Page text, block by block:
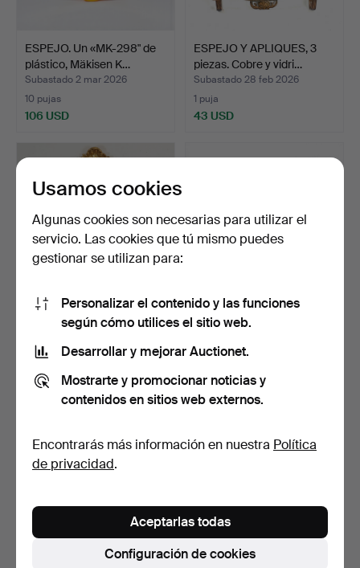
ESPEJO. Un «MK-298" de
plástico, Mäkisen K…
Subastado 2 mar 2026
10 pujas
106 USD
ESPEJO Y APLIQUES, 3
piezas. Cobre y vidri…
Subastado 28 feb 2026
1 puja
43 USD
ESPEJO. Estilo rococó,
madera dorada, sigl…
Subastado 18 feb 2026
64 USD
Espejo de pared de estilo
Subastado 10 feb 2026
537 USD
Usamos cookies
Algunas cookies son necesarias para utilizar el
servicio. Las cookies que tú mismo puedes
gestionar se utilizan para:
Personalizar el contenido y las funciones
según cómo utilices el sitio web.
Desarrollar y mejorar Auctionet.
Mostrarte y promocionar noticias y
contenidos en sitios web externos.
Encontrarás más información en nuestra Política
de privacidad.
Configuración de cookies
Aceptarlas todas